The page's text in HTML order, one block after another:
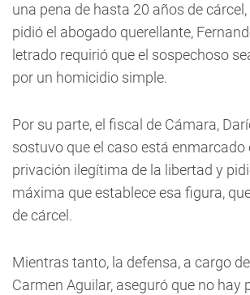
una pena de hasta 20 años de
pidió el abogado querellante,
letrado requirió que el sospechoso
por un homicidio simple.
Por su parte, el fiscal de Cámara,
sostuvo que el caso está enmarcado
privación ilegítima de la libertad y
máxima que establece esa figura,
de cárcel.
Mientras tanto, la defensa, a cargo
Carmen Aguilar, aseguró que no hay